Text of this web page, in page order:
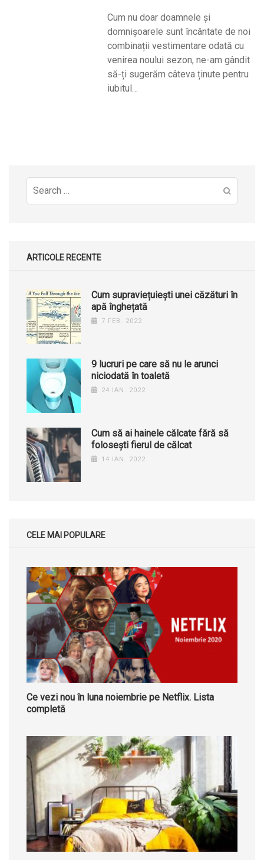
Cum nu doar doamnele și
domnișoarele sunt încântate de noi
combinații vestimentare odată cu
venirea noului sezon, ne-am gândit
să-ți sugerăm câteva ținute pentru
iubitul…
Search
for:
ARTICOLE RECENTE
Cum supraviețuiești unei căzături în
apă înghețată
7 FEB. 2022
9 lucruri pe care să nu le arunci
niciodată în toaletă
24 IAN. 2022
Cum să ai hainele călcate fără să
folosești fierul de călcat
14 IAN. 2022
CELE MAI POPULARE
Ce vezi nou în luna noiembrie pe Netflix. Lista
completă